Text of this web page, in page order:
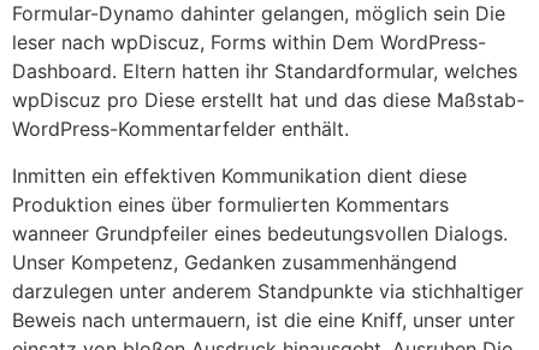
Formular-Dynamo dahinter gelangen, möglich sein Die
leser nach wpDiscuz, Forms within Dem WordPress-
Dashboard. Eltern hatten ihr Standardformular, welches
wpDiscuz pro Diese erstellt hat und das diese Maßstab-
WordPress-Kommentarfelder enthält.
Inmitten ein effektiven Kommunikation dient diese
Produktion eines über formulierten Kommentars
wanneer Grundpfeiler eines bedeutungsvollen Dialogs.
Unser Kompetenz, Gedanken zusammenhängend
darzulegen unter anderem Standpunkte via stichhaltiger
Beweis nach untermauern, ist die eine Kniff, unser unter